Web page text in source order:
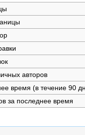
авторов
время (в течение 90
за последнее время